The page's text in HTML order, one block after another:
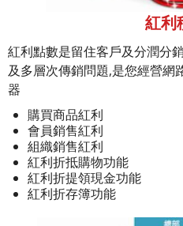
紅利
紅利點數是留住客戶及分潤分
及多層次傳銷問題,是您經營網
器
購買商品紅利
會員銷售紅利
組織銷售紅利
紅利折抵購物功能
紅利折提領現金功能
紅利折存簿功能